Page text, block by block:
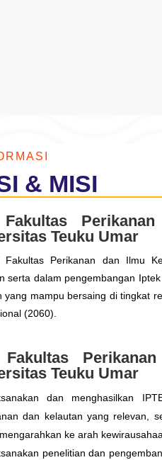
& MISI
Teuku Umar
Fakultas Perikanan dan Ilmu
serta dalam pengembangan
yang mampu bersaing di tingkat
(2060).
Teuku Umar
dan menghasilkan
dan kelautan yang relevan,
ke arah
penelitian dan